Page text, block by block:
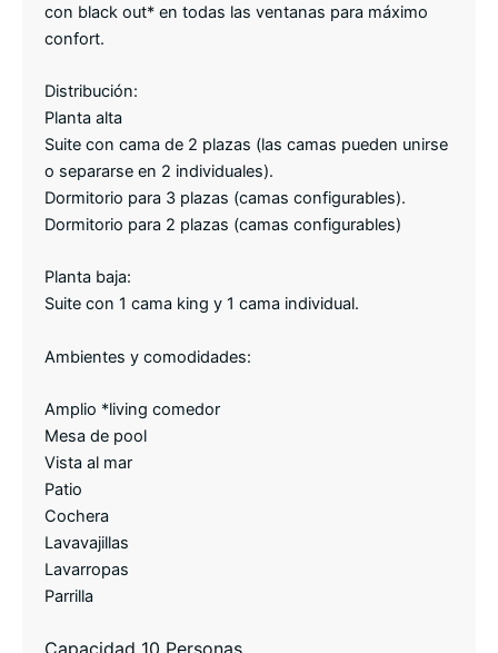
con black out* en todas las ventanas para máximo
confort.
Distribución:
Planta alta
Suite con cama de 2 plazas (las camas pueden unirse
o separarse en 2 individuales).
Dormitorio para 3 plazas (camas configurables).
Dormitorio para 2 plazas (camas configurables)
Planta baja:
Suite con 1 cama king y 1 cama individual.
Ambientes y comodidades:
Amplio *living comedor
Mesa de pool
Vista al mar
Patio
Cochera
Lavavajillas
Lavarropas
Parrilla